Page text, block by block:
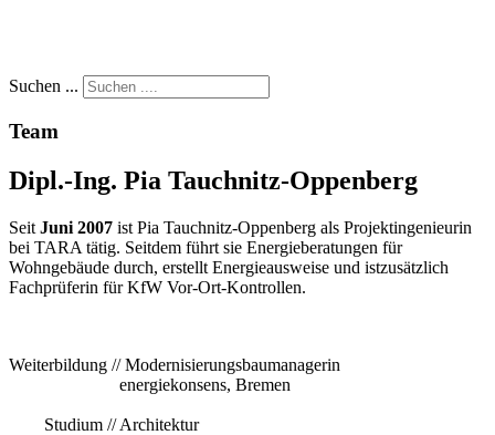
Suchen ...
Team
Dipl.-Ing. Pia Tauchnitz-Oppenberg
Seit Juni 2007 ist Pia Tauchnitz-Oppenberg als Projektingenieurin
bei TARA tätig. Seitdem führt sie Energieberatungen für
Wohngebäude durch, erstellt Energieausweise und istzusätzlich
Fachprüferin für KfW Vor-Ort-Kontrollen.
Weiterbildung // Modernisierungsbaumanagerin
energiekonsens, Bremen
Studium // Architektur